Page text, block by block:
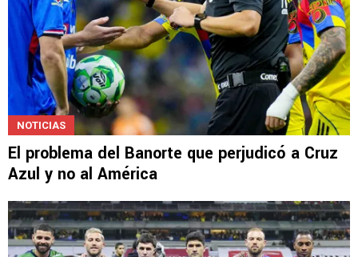
NOTICIAS
El problema del Banorte que perjudicó a Cruz
Azul y no al América